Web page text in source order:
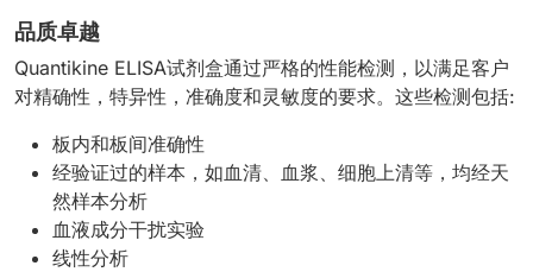
品质卓越
Quantikine ELISA试剂盒通过严格的性能检测，以满足客户
对精确性，特异性，准确度和灵敏度的要求。这些检测包括:
板内和板间准确性
经验证过的样本，如血清、血浆、细胞上清等，均经天
然样本分析
血液成分干扰实验
线性分析